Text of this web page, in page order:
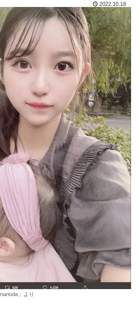
2022.10.18
」より